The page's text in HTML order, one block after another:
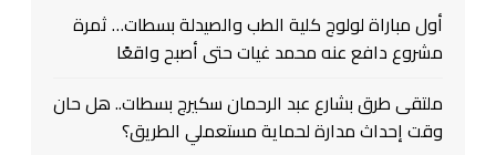
أول مباراة لولوج كلية الطب والصيدلة بسطات… ثمرة
مشروع دافع عنه محمد غيات حتى أصبح واقعًا
ملتقى طرق بشارع عبد الرحمان سكيرج بسطات.. هل حان
وقت إحداث مدارة لحماية مستعملي الطريق؟